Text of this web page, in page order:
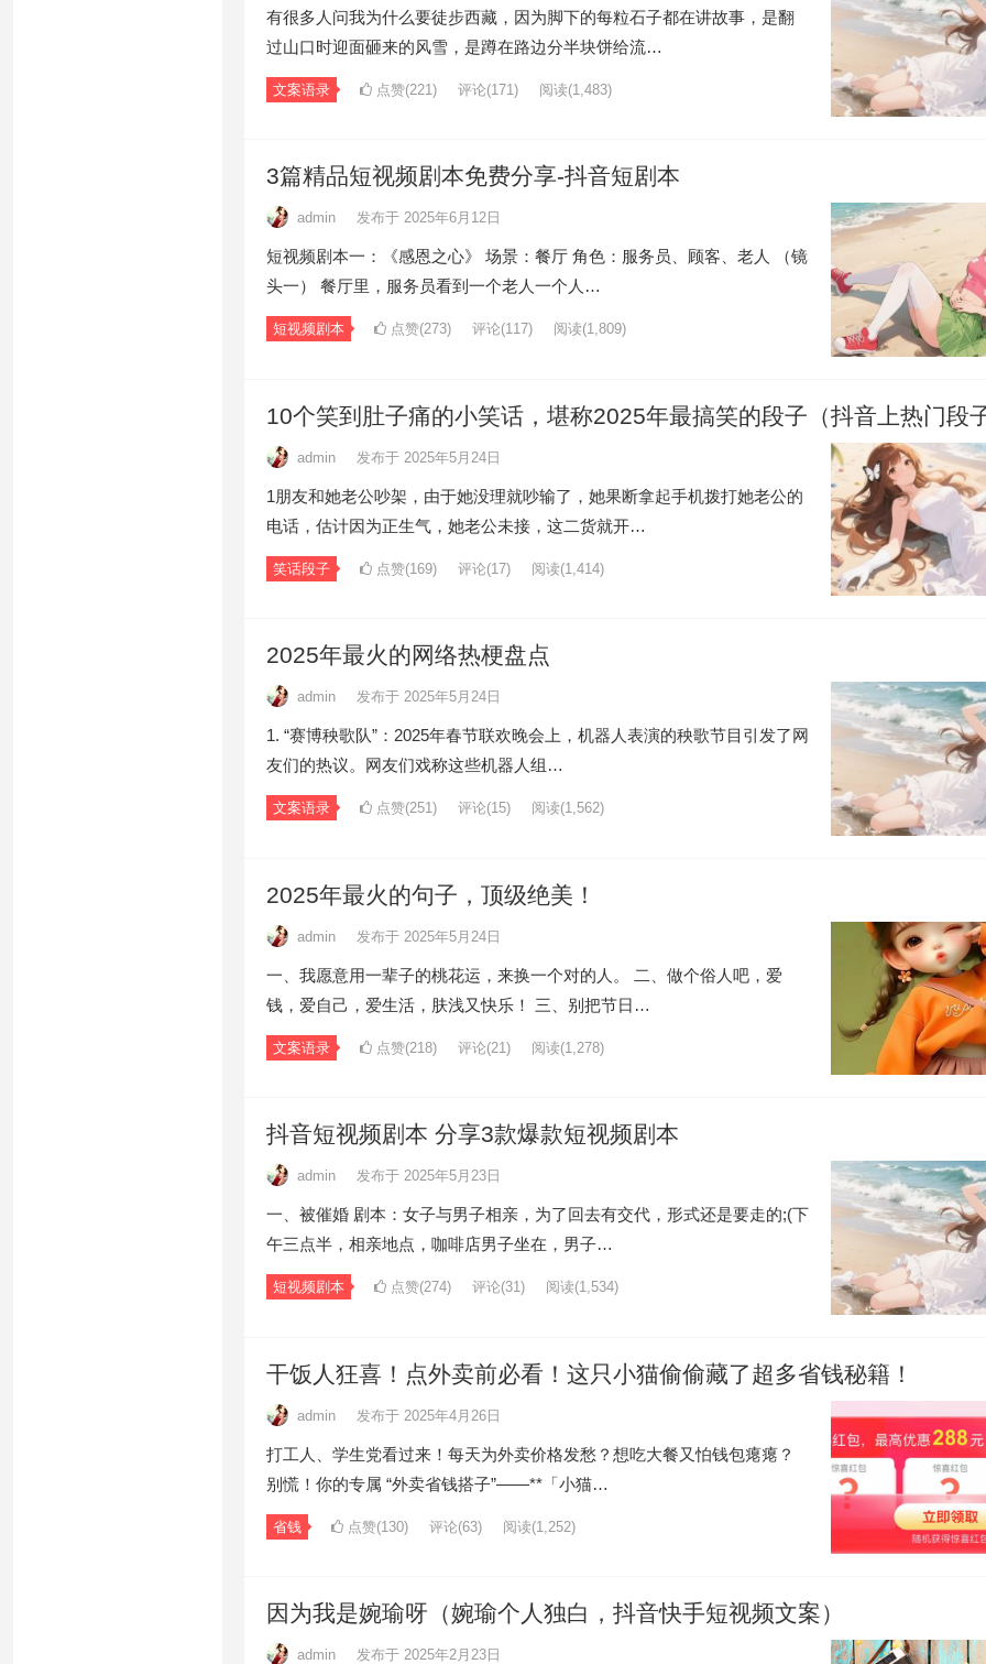
有很多人问我为什么要徒步西藏，因为脚下的每粒石子都在讲故事，是翻
过山口时迎面砸来的风雪，是蹲在路边分半块饼给流…
文案语录 点赞(221) 评论(171) 阅读(1,483)
3篇精品短视频剧本免费分享-抖音短剧本
admin 发布于 2025年6月12日
短视频剧本一：《感恩之心》 场景：餐厅 角色：服务员、顾客、老人 （镜
头一） 餐厅里，服务员看到一个老人一个人…
短视频剧本 点赞(273) 评论(117) 阅读(1,809)
10个笑到肚子痛的小笑话，堪称2025年最搞笑的段子（抖音上热门段
admin 发布于 2025年5月24日
1朋友和她老公吵架，由于她没理就吵输了，她果断拿起手机拨打她老公的
电话，估计因为正生气，她老公未接，这二货就开…
笑话段子 点赞(169) 评论(17) 阅读(1,414)
2025年最火的网络热梗盘点
admin 发布于 2025年5月24日
1. “赛博秧歌队”：2025年春节联欢晚会上，机器人表演的秧歌节目引发了网
友们的热议。网友们戏称这些机器人组…
文案语录 点赞(251) 评论(15) 阅读(1,562)
2025年最火的句子，顶级绝美！
admin 发布于 2025年5月24日
一、我愿意用一辈子的桃花运，来换一个对的人。 二、做个俗人吧，爱
钱，爱自己，爱生活，肤浅又快乐！ 三、别把节日…
文案语录 点赞(218) 评论(21) 阅读(1,278)
抖音短视频剧本 分享3款爆款短视频剧本
admin 发布于 2025年5月23日
一、被催婚 剧本：女子与男子相亲，为了回去有交代，形式还是要走的;(下
午三点半，相亲地点，咖啡店男子坐在，男子…
短视频剧本 点赞(274) 评论(31) 阅读(1,534)
干饭人狂喜！点外卖前必看！这只小猫偷偷藏了超多省钱秘籍！
admin 发布于 2025年4月26日
打工人、学生党看过来！每天为外卖价格发愁？想吃大餐又怕钱包瘪瘪？
别慌！你的专属 “外卖省钱搭子”——**「小猫…
省钱 点赞(130) 评论(63) 阅读(1,252)
因为我是婉瑜呀（婉瑜个人独白，抖音快手短视频文案）
admin 发布于 2025年2月23日